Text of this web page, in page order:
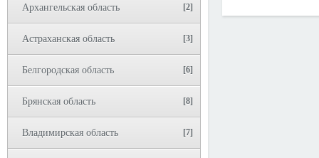
Архангельская область [2]
Астраханская область [3]
Белгородская область [6]
Брянская область [8]
Владимирская область [7]